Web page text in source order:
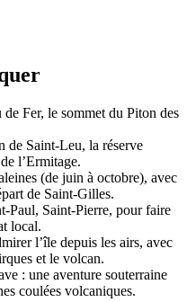
Fer, le sommet du Piton des
de Saint-Leu, la réserve
l’Ermitage.
(de juin à octobre), avec
de Saint-Gilles.
Paul, Saint-Pierre, pour faire
local.
l’île depuis les airs, avec
et le volcan.
: une aventure souterraine
coulées volcaniques.